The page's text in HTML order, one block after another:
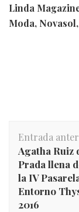
Linda
Moda,
de
entradas
Entrada
Agatha Ruiz
Prada llena
la IV
Entorno
2016